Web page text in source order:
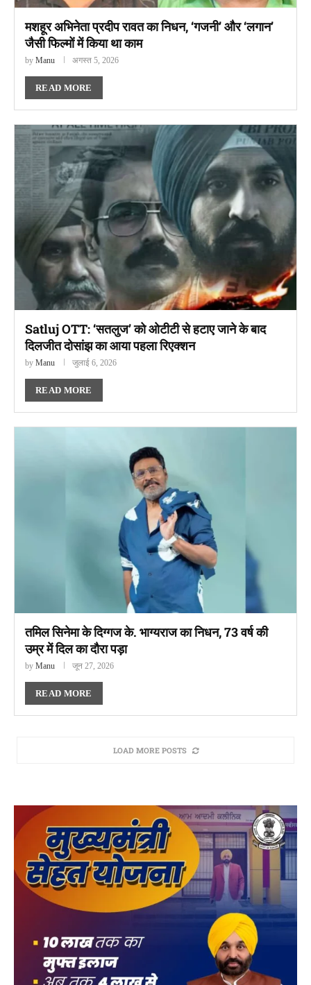
मशहूर अभिनेता प्रदीप रावत का निधन, ‘गजनी’ और ‘लगान’
जैसी फिल्मों में किया था काम
by Manu अगस्त 5, 2026
READ MORE
Satluj OTT: ‘सतलुज’ को ओटीटी से हटाए जाने के बाद
दिलजीत दोसांझ का आया पहला रिएक्शन
by Manu जुलाई 6, 2026
READ MORE
तमिल सिनेमा के दिग्गज के. भाग्यराज का निधन, 73 वर्ष की
उम्र में दिल का दौरा पड़ा
by Manu जून 27, 2026
READ MORE
LOAD MORE POSTS